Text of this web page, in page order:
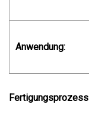
Anwendung:
Fertigungsprozess